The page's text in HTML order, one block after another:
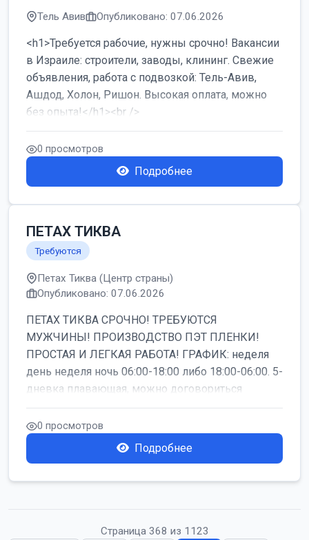
Тель Авив Опубликовано: 07.06.2026
<h1>Требуется рабочие, нужны срочно! Вакансии
в Израиле: строители, заводы, клининг. Свежие
объявления, работа с подвозкой: Тель-Авив,
Ашдод, Холон, Ришон. Высокая оплата, можно
без опыта!</h1><br />
...
0 просмотров
Подробнее
ПЕТАХ ТИКВА
Требуются
Петах Тиква (Центр страны)
Опубликовано: 07.06.2026
ПЕТАХ ТИКВА СРОЧНО! ТРЕБУЮТСЯ
МУЖЧИНЫ! ПРОИЗВОДСТВО ПЭТ ПЛЕНКИ!
ПРОСТАЯ И ЛЕГКАЯ РАБОТА! ГРАФИК: неделя
день неделя ночь 06:00-18:00 либо 18:00-06:00. 5-
дневка плавающая, можно договориться
работать б...
0 просмотров
Подробнее
Страница 368 из 1123